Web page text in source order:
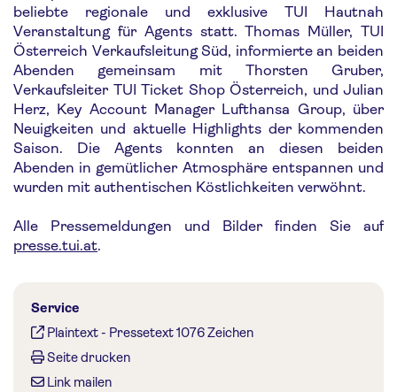
beliebte regionale und exklusive TUI Hautnah
Veranstaltung für Agents statt. Thomas Müller, TUI
Österreich Verkaufsleitung Süd, informierte an beiden
Abenden gemeinsam mit Thorsten Gruber,
Verkaufsleiter TUI Ticket Shop Österreich, und Julian
Herz, Key Account Manager Lufthansa Group, über
Neuigkeiten und aktuelle Highlights der kommenden
Saison. Die Agents konnten an diesen beiden
Abenden in gemütlicher Atmosphäre entspannen und
wurden mit authentischen Köstlichkeiten verwöhnt.
Alle Pressemeldungen und Bilder finden Sie auf
presse.tui.at.
Service
Plaintext- Pressetext 1076 Zeichen
Seite drucken
Link mailen